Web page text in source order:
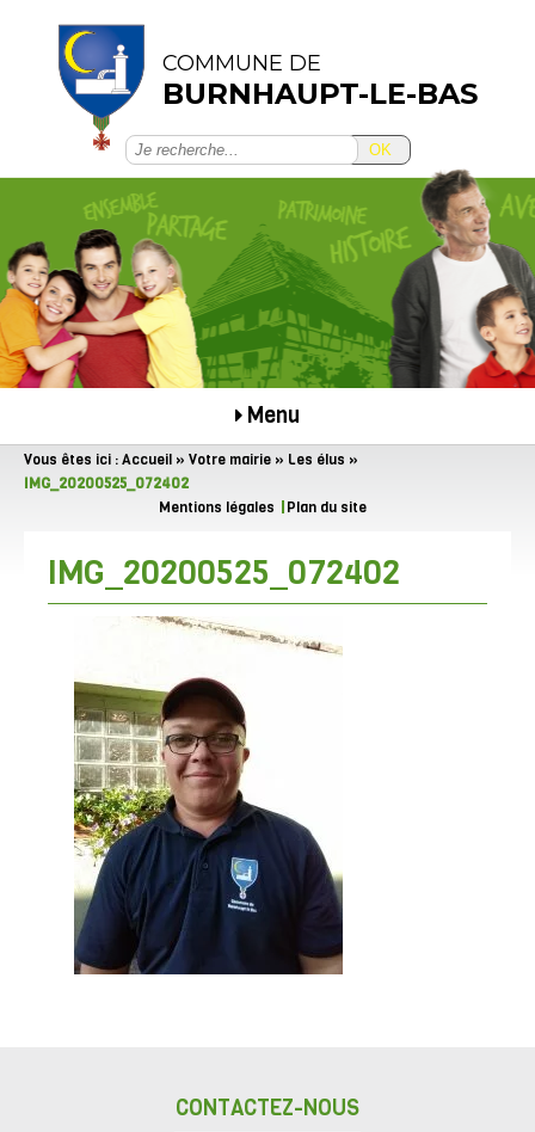
COMMUNE DE
BURNHAUPT-LE-BAS
OK
Menu
Vous êtes ici :Accueil » Votre mairie » Les élus »
IMG_20200525_072402
Mentions légales
Plan du site
IMG_20200525_072402
CONTACTEZ-NOUS